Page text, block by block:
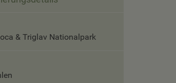
& Triglav Nationalpark